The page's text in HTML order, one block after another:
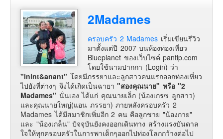
2Madames
ครอบครัว 2 Madames เริ่มเขียนรีวิว
มาตั้งแต่ปี 2007 บนห้องท่องเที่ยว
Blueplanet ของเว็บไซค์ pantip.com
โดยใช้นามปากกา (Login) ว่า
"inint&anant" โดยมีภรรยาและลูกสาวคนแรกออกท่องเที่ยว
ไปยังที่ต่างๆ จึงได้เกิดเป็นฉายา "สองคุณนาย" หรือ "2
Madames" นั่นเอง ได้แก่ คุณนายเล็ก (น้องเกรซ ลูกสาว)
และคุณนายใหญ่(แอน ภรรยา) ภายหลังครอบครัว 2
Madames ได้มีสมาชิกเพิ่มอีก 2 คน คือลูกชาย "น้องกาย"
และ "น้องเกล็น" ปัจจุบันยังคงออกเดินทาง สร้างแรงบันดาล
ใจให้ทุกครอบครัวในการพาเด็กๆออกไปท่องโลกกว้างต่อไป